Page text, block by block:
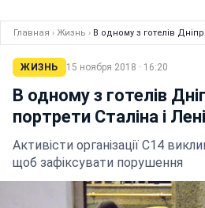
Главная › Жизнь › В одному з готелів
ЖИЗНЬ 15 ноября 2018 · 16:20
В одному з готелів
портрети Сталіна і
Активісти організації С14
щоб зафіксувати порушення